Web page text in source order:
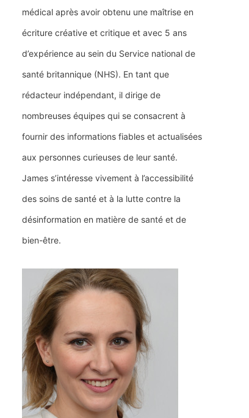
médical après avoir obtenu une maîtrise en
écriture créative et critique et avec 5 ans
d’expérience au sein du Service national de
santé britannique (NHS). En tant que
rédacteur indépendant, il dirige de
nombreuses équipes qui se consacrent à
fournir des informations fiables et actualisées
aux personnes curieuses de leur santé.
James s’intéresse vivement à l’accessibilité
des soins de santé et à la lutte contre la
désinformation en matière de santé et de
bien-être.